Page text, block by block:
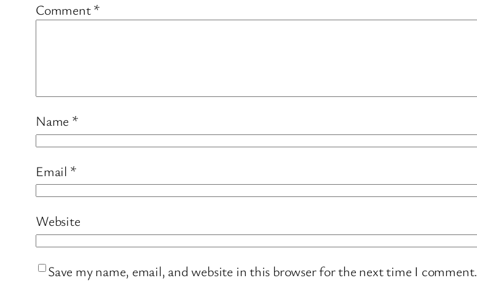
Comment*
Name *
Email *
Website
Save my name, email, and website in this browser for the next time I comment.